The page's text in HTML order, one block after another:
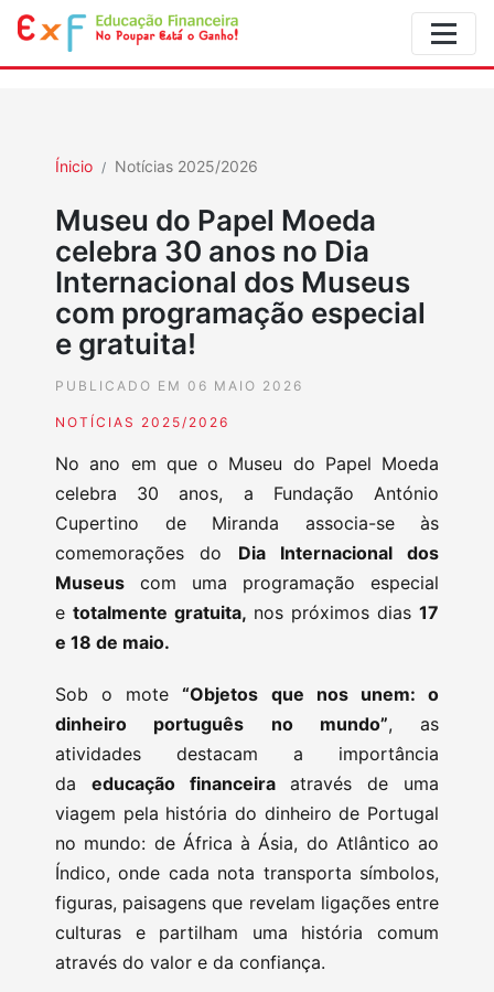
Ínicio Notícias 2025/2026
Museu do Papel Moeda
celebra 30 anos no Dia
Internacional dos Museus
com programação especial
e gratuita!
PUBLICADO EM 06 MAIO 2026
NOTÍCIAS 2025/2026
No ano em que o Museu do Papel Moeda
celebra 30 anos, a Fundação António
Cupertino de Miranda associa-se às
comemorações do Dia Internacional dos
Museus com uma programação especial
etotalmente gratuita, nos próximos dias17
e 18 de maio.
Sob o mote“Objetos que nos unem: o
dinheiro português no mundo”, as
atividades destacam a importância
da educação financeiraatravés de uma
viagem pela história do dinheiro de Portugal
no mundo: de África à Ásia, do Atlântico ao
Índico, onde cada nota transporta símbolos,
figuras, paisagens que revelam ligações entre
culturas e partilham uma história comum
através do valor e da confiança.